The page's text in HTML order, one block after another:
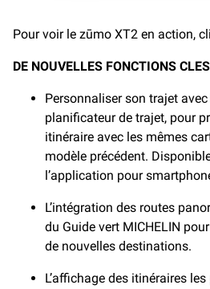
Pour voir le zūmo XT2 en action,
DE NOUVELLES FONCTIONS
Personnaliser son trajet
planificateur de trajet, pour
itinéraire avec les mêmes
modèle précédent.
l’application pour
L’intégration des routes
du Guide vert MICHELIN
de nouvelles destinations.
L’affichage des itinéraires